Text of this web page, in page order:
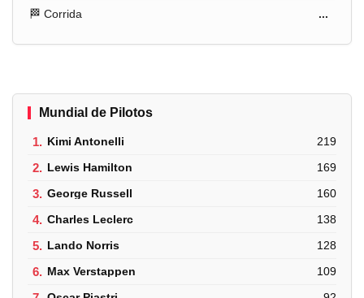
🏁 Corrida ...
Mundial de Pilotos
1. Kimi Antonelli 219
2. Lewis Hamilton 169
3. George Russell 160
4. Charles Leclerc 138
5. Lando Norris 128
6. Max Verstappen 109